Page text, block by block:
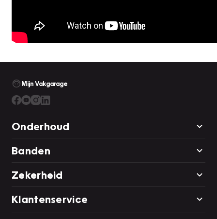
Mijn Vakgarage
Onderhoud
Banden
Zekerheid
Klantenservice